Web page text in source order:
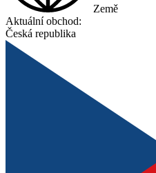
Země
Aktuální obchod:
Česká republika